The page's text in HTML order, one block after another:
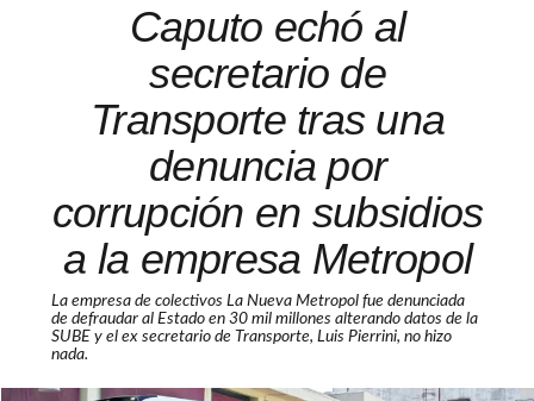
Caputo echó al
secretario de
Transporte tras una
denuncia por
corrupción en subsidios
a la empresa Metropol
La empresa de colectivos La Nueva Metropol fue denunciada
de defraudar al Estado en 30 mil millones alterando datos de la
SUBE y el ex secretario de Transporte, Luis Pierrini, no hizo
nada.